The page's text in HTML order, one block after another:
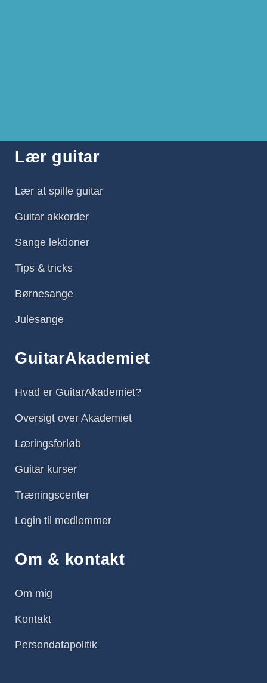
Lær guitar
Lær at spille guitar
Guitar akkorder
Sange lektioner
Tips & tricks
Børnesange
Julesange
GuitarAkademiet
Hvad er GuitarAkademiet?
Oversigt over Akademiet
Læringsforløb
Guitar kurser
Træningscenter
Login til medlemmer
Om & kontakt
Om mig
Kontakt
Persondatapolitik